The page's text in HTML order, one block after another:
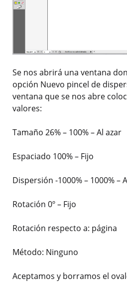
Se nos abrirá una ventana
opción Nuevo pincel de
ventana que se nos abre
valores:
Tamaño 26% – 100% – Al azar
Espaciado 100% – Fijo
Dispersión -1000% – 1000% –
Rotación 0º – Fijo
Rotación respecto a: página
Método: Ninguno
Aceptamos y borramos el